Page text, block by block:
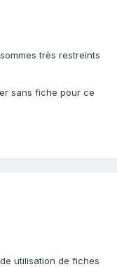
très restreints
sans fiche pour ce
utilisation de fiches